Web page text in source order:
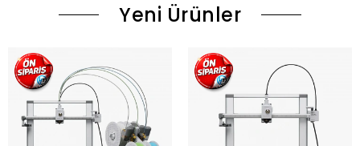
Yeni Ürünler